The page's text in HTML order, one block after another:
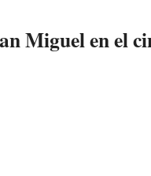
Miguel en el